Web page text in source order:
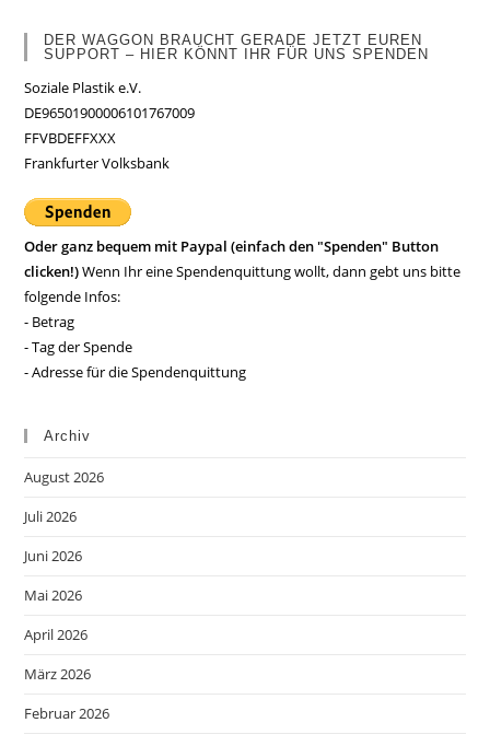
DER WAGGON BRAUCHT GERADE JETZT EUREN
SUPPORT – HIER KÖNNT IHR FÜR UNS SPENDEN
Soziale Plastik e.V.
DE96501900006101767009
FFVBDEFFXXX
Frankfurter Volksbank
Oder ganz bequem mit Paypal (einfach den "Spenden" Button
clicken!)Wenn Ihr eine Spendenquittung wollt, dann gebt uns bitte
folgende Infos:
- Betrag
- Tag der Spende
- Adresse für die Spendenquittung
Archiv
August 2026
Juli 2026
Juni 2026
Mai 2026
April 2026
März 2026
Februar 2026